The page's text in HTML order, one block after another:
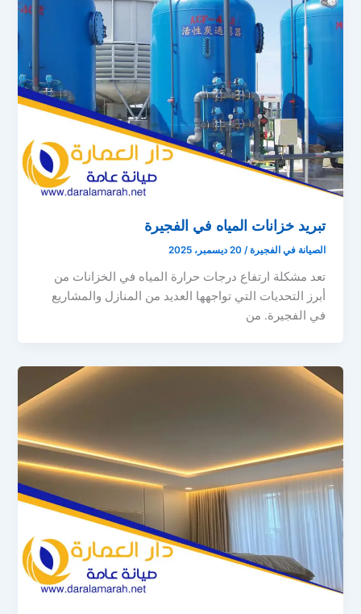
تبريد خزانات المياه في الفجيرة
الصيانة في الفجيرة/20 ديسمبر، 2025
تعد مشكلة ارتفاع درجات حرارة المياه في الخزانات من
أبرز التحديات التي تواجهها العديد من المنازل والمشاريع
في الفجيرة. من